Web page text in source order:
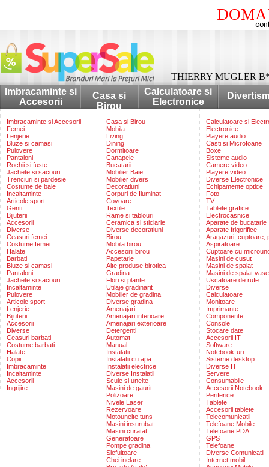
THIERRY MUGLER
Imbracaminte si
Accesorii
Casa si
Birou
Calculatoare si
Electronice
Imbracaminte si Accesorii
Femei
Lenjerie
Bluze si camasi
Pulovere
Pantaloni
Rochii si fuste
Jachete si sacouri
Trenciuri si pardesie
Costume de baie
Incaltaminte
Articole sport
Genti
Bijuterii
Accesorii
Diverse
Ceasuri femei
Costume femei
Halate
Barbati
Bluze si camasi
Pantaloni
Jachete si sacouri
Incaltaminte
Pulovere
Articole sport
Lenjerie
Bijuterii
Accesorii
Diverse
Ceasuri barbati
Costume barbati
Halate
Copii
Imbracaminte
Incaltaminte
Accesorii
Ingrijire
Casa si Birou
Mobila
Living
Dining
Dormitoare
Canapele
Bucatarii
Mobilier Baie
Mobilier divers
Decoratiuni
Corpuri de Iluminat
Covoare
Textile
Rame si tablouri
Ceramica si sticlarie
Diverse decoratiuni
Birou
Mobila birou
Accesorii birou
Papetarie
Alte produse birotica
Gradina
Flori si plante
Utilaje gradinarit
Mobilier de gradina
Diverse gradina
Amenajari
Amenajari interioare
Amenajari exterioare
Detergenti
Automat
Manual
Instalatii
Instalatii cu apa
Instalatii electrice
Diverse Instalatii
Scule si unelte
Masini de gaurit
Polizoare
Nivele Laser
Rezervoare
Motounelte tuns
Masini insurubat
Masini curatat
Generatoare
Pompe gradina
Slefuitoare
Chei inelare
Calculatoare si
Electronice
Playere audio
Casti si Microfoane
Boxe
Sisteme audio
Camere video
Playere video
Diverse Electronice
Echipamente optice
Foto
TV
Tablete grafice
Electrocasnice
Aparate de bucatarie
Aparate frigorifice
Aragazuri, cuptoare,
Aspiratoare
Cuptoare cu
Masini de cusut
Masini de spalat
Masini de spalat vase
Uscatoare de rufe
Diverse
Calculatoare
Monitoare
Imprimante
Componente
Console
Stocare date
Accesorii IT
Software
Notebook-uri
Sisteme desktop
Diverse IT
Servere
Consumabile
Accesorii Notebook
Periferice
Tablete
Accesorii tablete
Telecomunicatii
Telefoane Mobile
Telefoane PDA
GPS
Telefoane
Diverse Comunicatii
Internet mobil